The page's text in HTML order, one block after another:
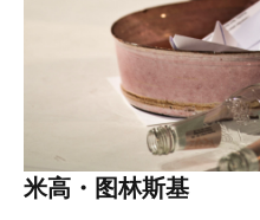
米高・图林斯基